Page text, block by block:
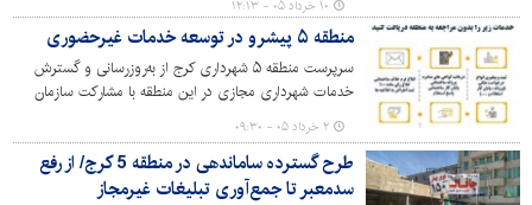
داد و گفت: مراحل پاک‌سازی و آماده‌سازی این ساختمان
برای نوسازی آغاز شده است.
۱۰ خرداد ۰۵ - ۱۲:۱۳
منطقه ۵ پیشرو در توسعه خدمات غیرحضوری
سرپرست منطقه ۵ شهرداری کرج از به‌روزرسانی و گسترش
خدمات شهرداری مجازی در این منطقه با مشارکت سازمان
فناوری اطلاعات و ارتباطات خبر داد.
۲ خرداد ۰۵ - ۰۹:۳۰
طرح گسترده ساماندهی در منطقه 5 کرج/ از رفع
سدمعبر تا جمع‌آوری تبلیغات غیرمجاز